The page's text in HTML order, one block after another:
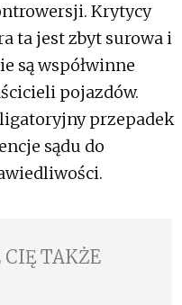
Krytycy
ta jest zbyt surowa i
są współwinne
pojazdów.
przepadek
sądu do
CIĘ TAKŻE